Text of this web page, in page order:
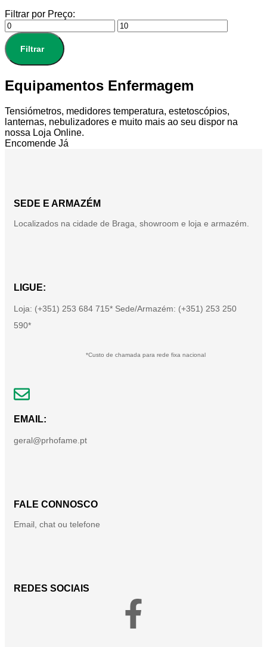
Filtrar por Preço:
Filtrar
Equipamentos Enfermagem
Tensiómetros, medidores temperatura, estetoscópios,
lanternas, nebulizadores e muito mais ao seu dispor na
nossa Loja Online.
Encomende Já
SEDE E ARMAZÉM
Localizados na cidade de Braga, showroom e loja e armazém.
LIGUE:
Loja: (+351) 253 684 715* Sede/Armazém: (+351) 253 250
590*
*Custo de chamada para rede fixa nacional
EMAIL:
geral@prhofame.pt
FALE CONNOSCO
Email, chat ou telefone
REDES SOCIAIS